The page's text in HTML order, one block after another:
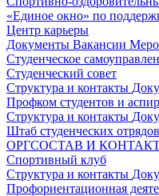
«Единое окно» по
Центр карьеры
Документы Вакансии
Студенческое
Студенческий совет
Структура и контакты
Профком студентов и
Структура и контакты
Штаб студенческих
ОРГСОСТАВ И
Спортивный клуб
Структура и контакты
Профориентационная